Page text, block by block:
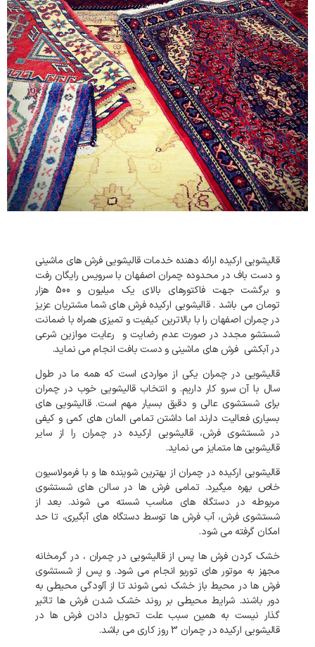
قالیشویی ارکیده ارائه دهنده خدمات قالیشویی فرش های ماشینی
و دست باف در محدوده چمران اصفهان با سرویس رایگان رفت
و برگشت جهت فاکتورهای بالای
یک میلیون و 500 هزار
تومان می باشد .قالیشویی ارکیده فرش های شما مشتریان عزیز
در چمران اصفهان را با بالاترین کیفیت و تمیزی همراه با ضمانت
شستشو مجدد در صورت عدم رضایت و رعایت موازین شرعی
در آبکشی فرش های ماشینی و دست بافت انجام می نماید.
قالیشویی در چمران یکی از مواردی است که همه ما در طول
سال با آن سرو کار داریم.و انتخاب قالیشویی خوب در چمران
برای شستشوی عالی و دقیق بسیار مهم است.قالیشویی های
بسیاری فعالیت دارند اما داشتن تمامی المان های کمی و کیفی
در شستشوی فرش، قالیشویی ارکیده در چمران را از سایر
قالیشویی ها متمایز می نماید.
قالیشویی ارکیده در چمران از بهترین شوینده ها و با فرمولاسیون
خاص بهره میگیرد.تمامی فرش ها در سالن های شستشوی
مربوطه در دستگاه های مناسب شسته می شوند. بعد از
شستشوی فرش، آب فرش ها توسط دستگاه های آبگیری، تا حد
امکان گرفته می شود.
خشک کردن فرش ها پس از قالیشویی در چمران ، در گرمخانه
مجهز به موتور های توربو انجام می شود. و پس از شستشوی
فرش ها در محیط باز خشک نمی شوند تا از آلودگی محیطی به
دور باشند. شرایط محیطی بر روند خشک شدن فرش ها تاثیر
گذار نیست به همین سبب علت تحویل دادن فرش ها در
قالیشویی ارکیده در چمران روز کاری می باشد.